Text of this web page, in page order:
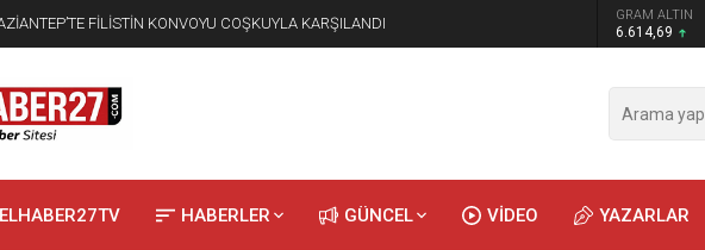
FİLİSTİN KONVOYU COŞKUYLA KARŞILANDI GRAM ALTIN
6.614,69
HABERLER GÜNCEL VİDEO YAZARLAR